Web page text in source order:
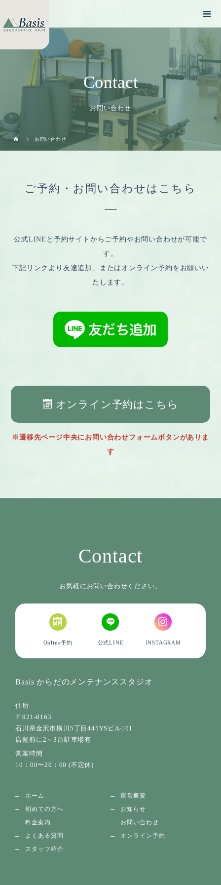
Contact
お問い合わせ
お問い合わせ
ご予約・お問い合わせはこちら
公式LINEと予約サイトからご予約やお問い合わせが可能で
す。
下記リンクより友達追加、またはオンライン予約をお願いい
たします。
オンライン予約はこちら
※遷移先ページ中央にお問い合わせフォームボタンがありま
す
Contact
お気軽にお問い合わせください。
Online予約 公式LINE INSTAGRAM
Basis からだのメンテナンススタジオ
住所
〒921-8163
石川県金沢市横川5丁目445YSビル101
店舗前に2～3台駐車場有
営業時間
10：00〜20：00 (不定休)
ホーム
初めての方へ
料金案内
よくある質問
スタッフ紹介
運営概要
お知らせ
お問い合わせ
オンライン予約